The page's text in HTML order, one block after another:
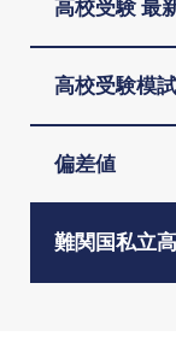
高校受験 最
高校受験模
偏差値
難関国私立高